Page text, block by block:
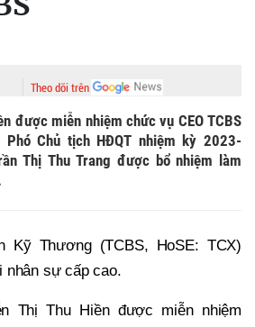
Theo dõi trên
được miễn nhiệm chức vụ CEO TCBS
Chủ tịch HĐQT nhiệm kỳ 2023-
Thị Thu Trang được bổ nhiệm làm
Kỹ Thương (TCBS, HoSE: TCX)
nhân sự cấp cao.
Thị Thu Hiền được miễn nhiệm